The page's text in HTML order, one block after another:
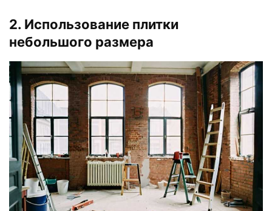
2. Использование плитки
небольшого размера